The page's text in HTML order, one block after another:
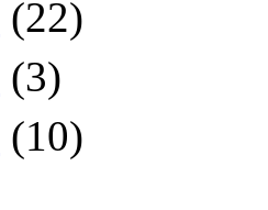
(22)
(3)
(10)